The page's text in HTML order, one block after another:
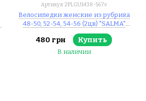
Артикул: 2PLGU1438-567v
Велосипедки женские из рубрика
48-50, 52-54, 54-56 (2цв) "SALMA"
недорого от прямого поставщика
480 грн Купить
В наличии